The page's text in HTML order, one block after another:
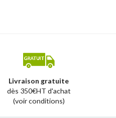
Livraison gratuite
dès 350€HT d'achat
(voir conditions)